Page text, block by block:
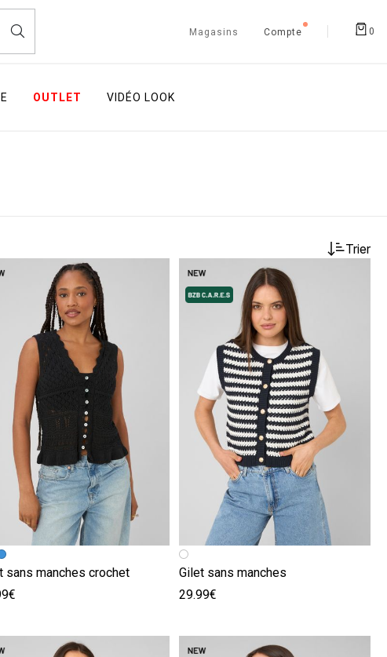
Magasins Compte 0
OUTLET VIDÉO LOOK
Trier
précédente
suivante
sans manches crochet
Image précédente
Image suivante
Gilet sans manches
29.99€